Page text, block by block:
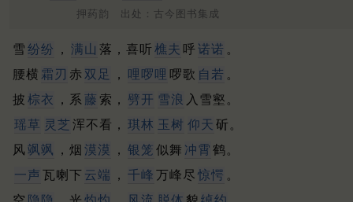
押药韵 出处：古今图书集成
雪 纷纷 ， 满山 落，喜听樵夫 呼诺诺 。
腰横 霜刃 赤 双足 ， 哩啰哩 啰歌 自若 。
披 棕衣 ，系 藤 索， 劈开 雪浪 入雪壑。
瑶草 灵芝 浑不看， 琪林 玉树 仰天 斫。
风 飒飒 ，烟 漠漠 ， 银笼 似舞 冲霄 鹤。
一声 瓦喇下 云端 ， 千峰 万峰尽 惊愕 。